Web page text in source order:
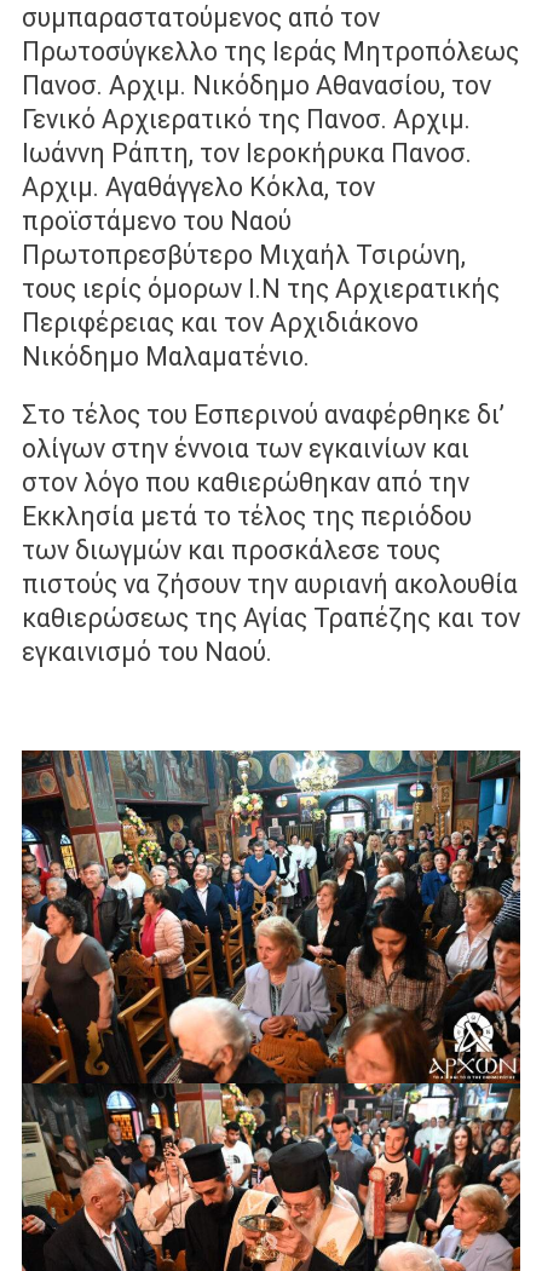
συμπαραστατούμενος από τον
Πρωτοσύγκελλο της Ιεράς Μητροπόλεως
Πανοσ. Αρχιμ. Νικόδημο Αθανασίου, τον
Γενικό Αρχιερατικό της Πανοσ. Αρχιμ.
Ιωάννη Ράπτη, τον Ιεροκήρυκα Πανοσ.
Αρχιμ. Αγαθάγγελο Κόκλα, τον
προϊστάμενο του Ναού
Πρωτοπρεσβύτερο Μιχαήλ Τσιρώνη,
τους ιερίς όμορων Ι.Ν της Αρχιερατικής
Περιφέρειας και τον Αρχιδιάκονο
Νικόδημο Μαλαματένιο.
Στο τέλος του Εσπερινού αναφέρθηκε δι’
ολίγων στην έννοια των εγκαινίων και
στον λόγο που καθιερώθηκαν από την
Εκκλησία μετά το τέλος της περιόδου
των διωγμών και προσκάλεσε τους
πιστούς να ζήσουν την αυριανή ακολουθία
καθιερώσεως της Αγίας Τραπέζης και τον
εγκαινισμό του Ναού.